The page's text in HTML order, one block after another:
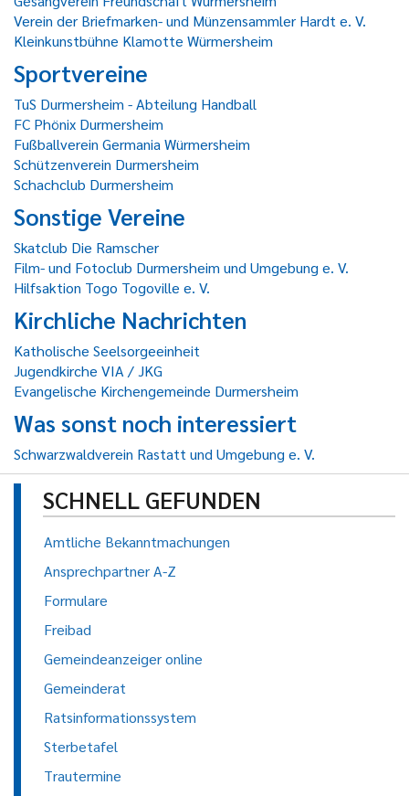
Verein der Briefmarken- und Münzensammler Hardt e. V.
Kleinkunstbühne Klamotte Würmersheim
Sportvereine
TuS Durmersheim - Abteilung Handball
FC Phönix Durmersheim
Fußballverein Germania Würmersheim
Schützenverein Durmersheim
Schachclub Durmersheim
Sonstige Vereine
Skatclub Die Ramscher
Film- und Fotoclub Durmersheim und Umgebung e. V.
Hilfsaktion Togo Togoville e. V.
Kirchliche Nachrichten
Katholische Seelsorgeeinheit
Jugendkirche VIA / JKG
Evangelische Kirchengemeinde Durmersheim
Was sonst noch interessiert
Schwarzwaldverein Rastatt und Umgebung e. V.
SCHNELL GEFUNDEN
Amtliche Bekanntmachungen
Ansprechpartner A-Z
Formulare
Freibad
Gemeindeanzeiger online
Gemeinderat
Ratsinformationssystem
Sterbetafel
Trautermine